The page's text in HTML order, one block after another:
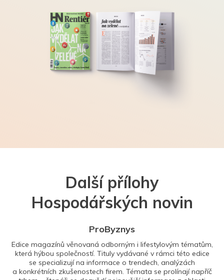
Další přílohy
Hospodářských novin
ProByznys
Edice magazínů věnovaná odborným i lifestylovým tématům,
která hýbou společností. Tituly vydávané v rámci této edice
se specializují na informace o trendech, analýzách
a konkrétních zkušenostech firem. Témata se prolínají napříč